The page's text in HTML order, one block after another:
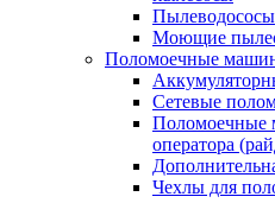
Пылеводососы
Моющие
Поломоечные
Сетевые
Поломоечные
оператора
Чехлы для